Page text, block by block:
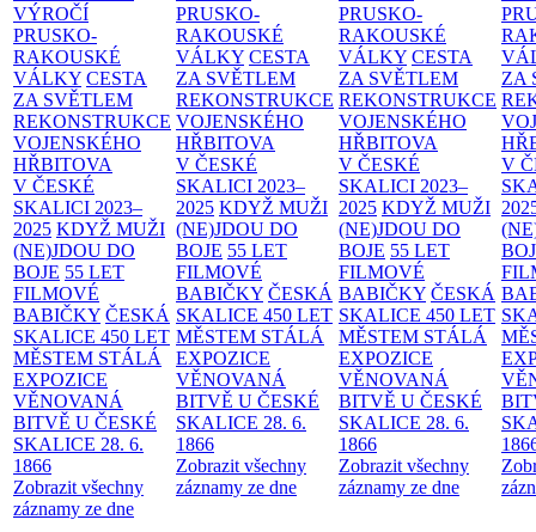
VÝROČÍ
PRUSKO-
RAKOUSKÉ
VÁLKY CESTA
ZA SVĚTLEM
REKONSTRUKCE
VOJENSKÉHO
HŘBITOVA
V ČESKÉ
SKALICI 2023–
2025 KDYŽ MUŽI
(NE)JDOU DO
BOJE 55 LET
FILMOVÉ
BABIČKY ČESKÁ
SKALICE 450 LET
MĚSTEM STÁLÁ
EXPOZICE
VĚNOVANÁ
BITVĚ U ČESKÉ
SKALICE 28. 6.
1866
Zobrazit všechny
záznamy ze dne
PRUSKO-
RAKOUSKÉ
VÁLKY CESTA
ZA SVĚTLEM
REKONSTRUKCE
VOJENSKÉHO
HŘBITOVA
V ČESKÉ
SKALICI 2023–
2025 KDYŽ MUŽI
(NE)JDOU DO
BOJE 55 LET
FILMOVÉ
BABIČKY ČESKÁ
SKALICE 450 LET
MĚSTEM STÁLÁ
EXPOZICE
VĚNOVANÁ
BITVĚ U ČESKÉ
SKALICE 28. 6.
1866
Zobrazit všechny
záznamy ze dne
PRUSKO-
RAKOUSKÉ
VÁLKY CESTA
ZA SVĚTLEM
REKONSTRUKCE
VOJENSKÉHO
HŘBITOVA
V ČESKÉ
SKALICI 2023–
2025 KDYŽ MUŽI
(NE)JDOU DO
BOJE 55 LET
FILMOVÉ
BABIČKY ČESKÁ
SKALICE 450 LET
MĚSTEM STÁLÁ
EXPOZICE
VĚNOVANÁ
BITVĚ U ČESKÉ
SKALICE 28. 6.
1866
Zobrazit všechny
záznamy ze dne
ZA
V